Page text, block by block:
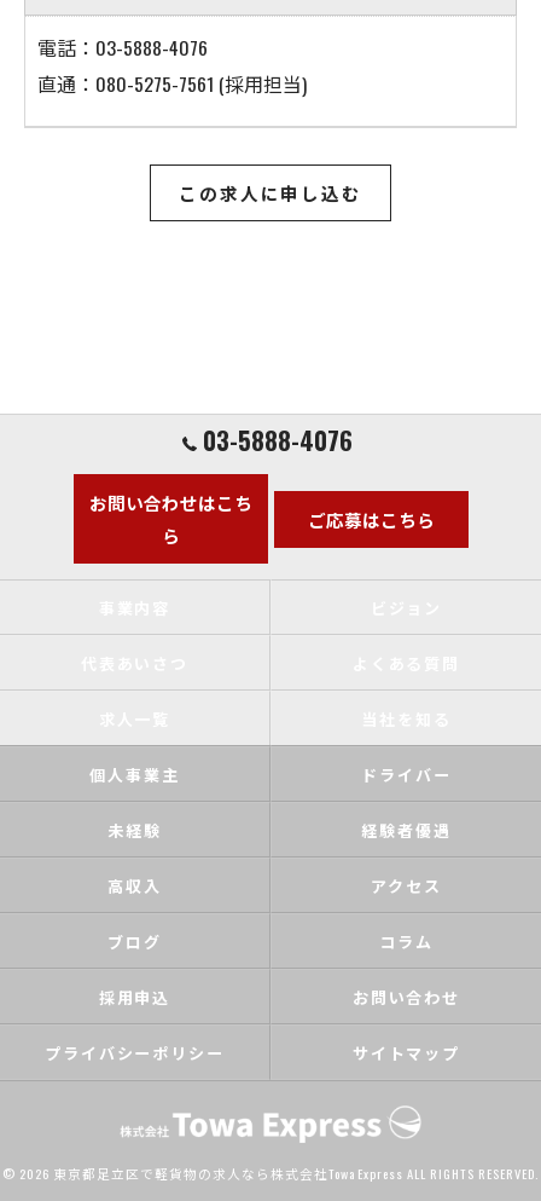
電話：03-5888-4076
直通：080-5275-7561 (採用担当)
この求人に申し込む
03-5888-4076
お問い合わせはこち
ら
ご応募はこちら
個人事業主 ドライバー
未経験 経験者優遇
高収入 アクセス
ブログ コラム
採用申込 お問い合わせ
プライバシーポリシー サイトマップ
© 2026 東京都足立区で軽貨物の求人なら株式会社Towa Express ALL RIGHTS RESERVED.